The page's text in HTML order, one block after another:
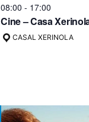
08:00- 17:00
Cine – Casa
CASAL XERINOLA